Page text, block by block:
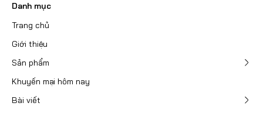
Danh mục
Trang chủ
Giới thiệu
Sản phẩm
Khuyến mại hôm nay
Bài viết